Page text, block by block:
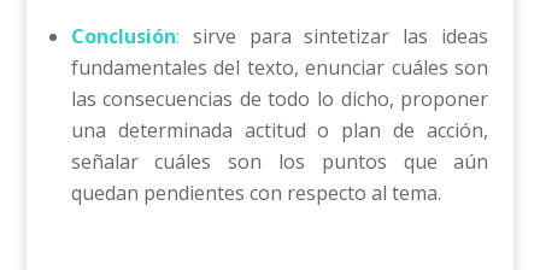
Conclusión: sirve para sintetizar las ideas
fundamentales del texto, enunciar cuáles son
las consecuencias de todo lo dicho, proponer
una determinada actitud o plan de acción,
señalar cuáles son los puntos que aún
quedan pendientes con respecto al tema.